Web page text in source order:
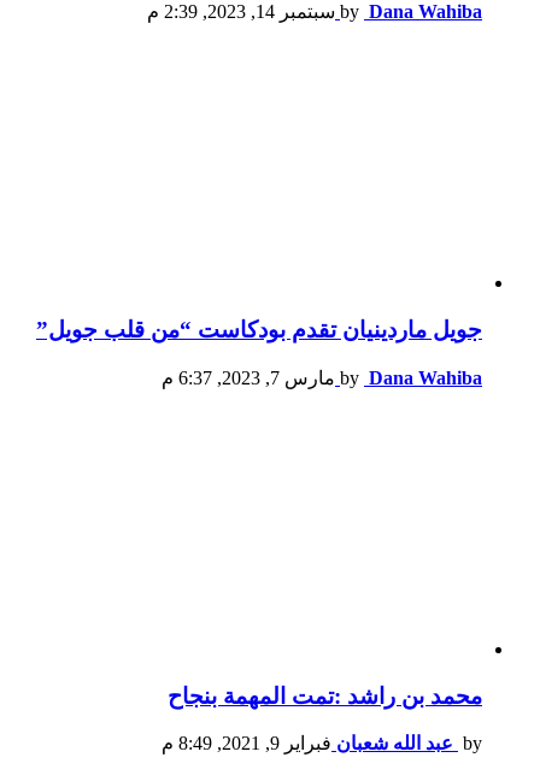
by Dana Wahiba سبتمبر 14, 2023, 2:39 م
جويل ماردينيان تقدم بودكاست “من قلب جويل”
by Dana Wahiba مارس 7, 2023, 6:37 م
محمد بن راشد :تمت المهمة بنجاح
by عبد الله شعبان فبراير 9, 2021, 8:49 م